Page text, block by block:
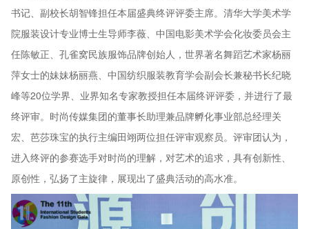
书记、副校长胡智锋担任本届盛典终评评委主席。清华大学美术学
院服装设计专业博士生导师李薇、中国电影美术学会化妆委员会主
任陈敏正、孔雀窝民族服饰品牌创始人，世界著名舞蹈艺术家杨丽
萍女士的妹妹杨丽燕、中国纺织服装教育学会副会长兼秘书长纪晓
峰等20位学界、业界知名专家教授担任本届终评评委，并进行了最
终评审。时尚传媒集团的董事长助理兼品牌孵化事业部总经理关
宏、芭莎珠宝的执行主编田翊两位担任评审观察员。评审团认为，
进入终评的参赛选手对时尚的理解，对艺术的追求，具有创新性、
原创性，弘扬了主旋律，展现出了盛典活动的高水准。